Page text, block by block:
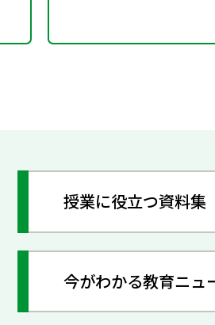
授業に役立つ資料集
今がわかる教育ニュ